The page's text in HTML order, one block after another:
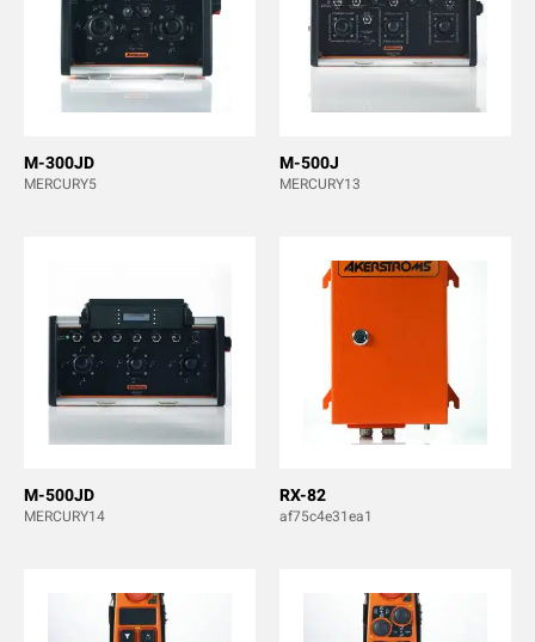
M-300JD
MERCURY5
M-500J
MERCURY13
M-500JD
MERCURY14
RX-82
af75c4e31ea1